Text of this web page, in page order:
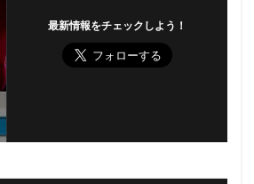
最新情報をチェックしよう！